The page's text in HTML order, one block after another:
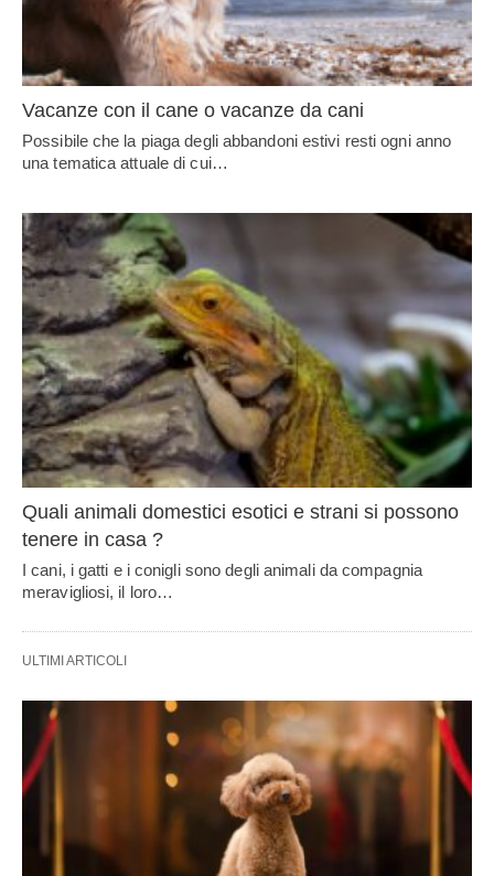
Vacanze con il cane o vacanze da cani
Possibile che la piaga degli abbandoni estivi resti ogni anno
una tematica attuale di cui…
Quali animali domestici esotici e strani si possono
tenere in casa ?
I cani, i gatti e i conigli sono degli animali da compagnia
meravigliosi, il loro…
ULTIMI ARTICOLI